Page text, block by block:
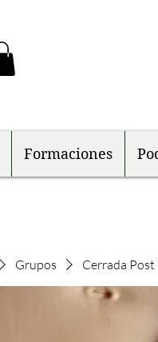
Formaciones
Grupos Cerrada